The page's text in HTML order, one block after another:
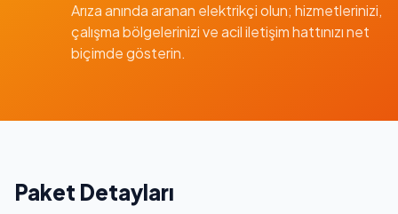
Arıza anında aranan elektrikçi olun; hizmetlerinizi,
çalışma bölgelerinizi ve acil iletişim hattınızı net
biçimde gösterin.
Paket Detayları